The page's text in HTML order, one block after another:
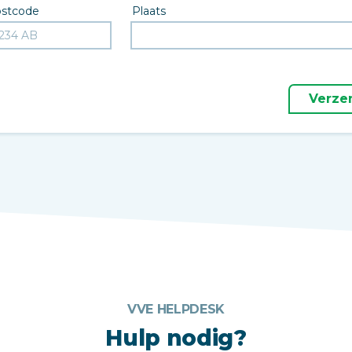
Plaats
VVE HELPDESK
Hulp nodig?